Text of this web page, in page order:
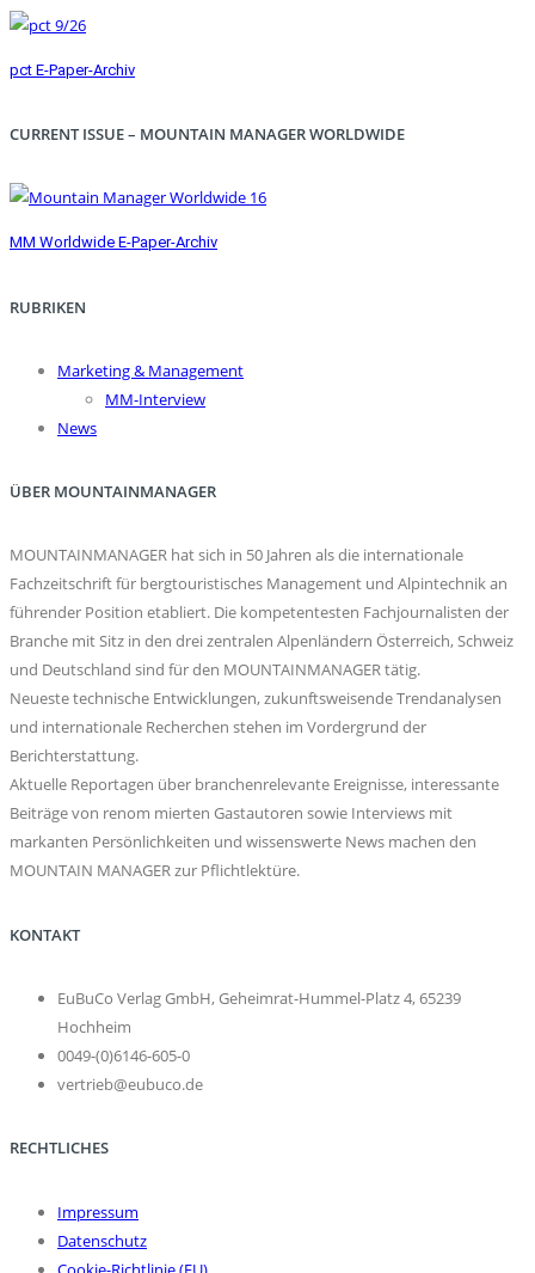
pct E-Paper-Archiv
CURRENT ISSUE – MOUNTAIN MANAGER WORLDWIDE
MM Worldwide E-Paper-Archiv
RUBRIKEN
Marketing & Management
MM-Interview
News
ÜBER MOUNTAINMANAGER
MOUNTAINMANAGER hat sich in 50 Jahren als die internationale
Fachzeitschrift für bergtouristisches Management und Alpintechnik an
führender Position etabliert. Die kompetentesten Fachjournalisten der
Branche mit Sitz in den drei zentralen Alpenländern Österreich, Schweiz
und Deutschland sind für den MOUNTAINMANAGER tätig.
Neueste technische Entwicklungen, zukunftsweisende Trendanalysen
und internationale Recherchen stehen im Vordergrund der
Berichterstattung.
Aktuelle Reportagen über branchenrelevante Ereignisse, interessante
Beiträge von renom mierten Gastautoren sowie Interviews mit
markanten Persönlichkeiten und wissenswerte News machen den
MOUNTAIN MANAGER zur Pflichtlektüre.
KONTAKT
EuBuCo Verlag GmbH, Geheimrat-Hummel-Platz 4, 65239
Hochheim
0049-(0)6146-605-0
vertrieb@eubuco.de
RECHTLICHES
Impressum
Datenschutz